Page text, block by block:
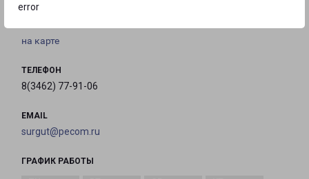
error
Сургут, Инженерная улица, 8/3
на карте
ТЕЛЕФОН
8(3462) 77-91-06
EMAIL
surgut@pecom.ru
ГРАФИК РАБОТЫ